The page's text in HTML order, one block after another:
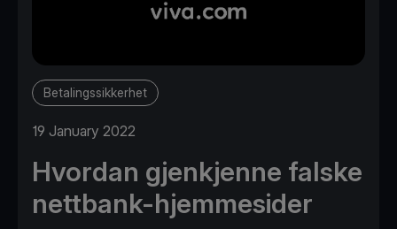
Betalingssikkerhet
19 January 2022
Hvordan gjenkjenne falske
nettbank-hjemmesider